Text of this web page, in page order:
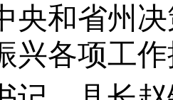
央和省州
兴各项工